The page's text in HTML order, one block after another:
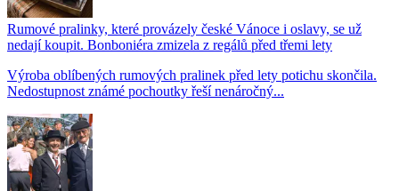
Rumové pralinky, které provázely české Vánoce i oslavy, se už
nedají koupit. Bonboniéra zmizela z regálů před třemi lety
Výroba oblíbených rumových pralinek před lety potichu skončila.
Nedostupnost známé pochoutky řeší nenáročný...